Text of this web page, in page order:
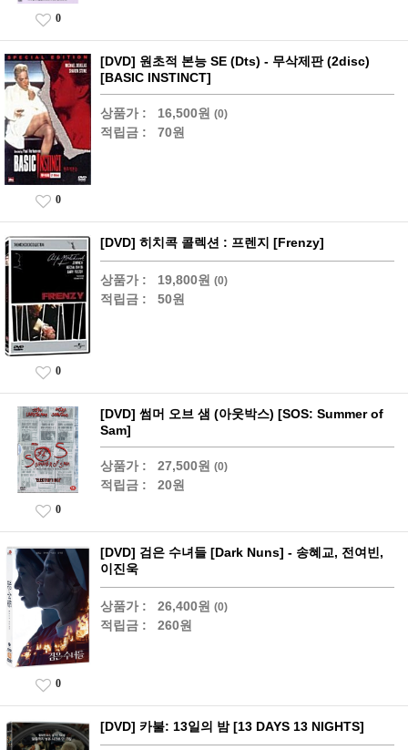
0
[DVD] 원초적 본능 SE (Dts) - 무삭제판 (2disc)
[BASIC INSTINCT]
상품가 : 16,500원 (0)
적립금 : 70원
0
[DVD] 히치콕 콜렉션 : 프렌지 [Frenzy]
상품가 : 19,800원 (0)
적립금 : 50원
0
[DVD] 썸머 오브 샘 (아웃박스) [SOS: Summer of
Sam]
상품가 : 27,500원 (0)
적립금 : 20원
0
[DVD] 검은 수녀들 [Dark Nuns] - 송혜교, 전여빈,
이진욱
상품가 : 26,400원 (0)
적립금 : 260원
0
[DVD] 카불: 13일의 밤 [13 DAYS 13 NIGHTS]